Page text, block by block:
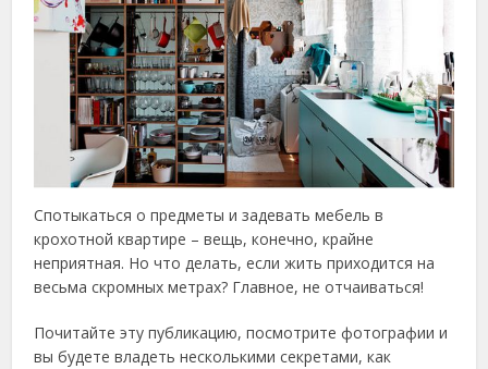
Спотыкаться о предметы и задевать мебель в
крохотной квартире – вещь, конечно, крайне
неприятная. Но что делать, если жить приходится на
весьма скромных метрах? Главное, не отчаиваться!
Почитайте эту публикацию, посмотрите фотографии и
вы будете владеть несколькими секретами, как